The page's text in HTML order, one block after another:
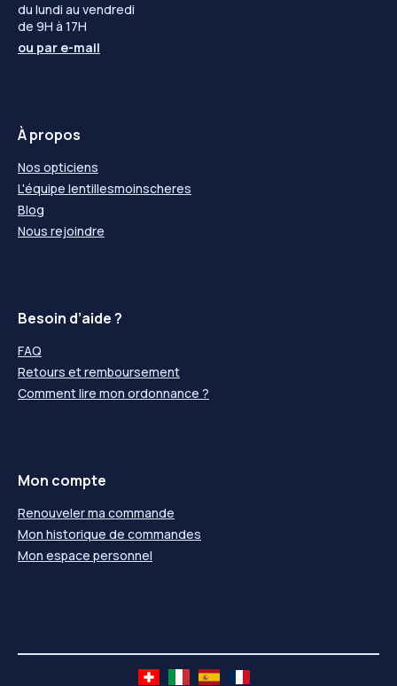
du lundi au vendredi
de 9H à 17H
ou par e-mail
À propos
Nos opticiens
L'équipe lentillesmoinscheres
Blog
Nous rejoindre
Besoin d’aide ?
FAQ
Retours et remboursement
Comment lire mon ordonnance ?
Mon compte
Renouveler ma commande
Mon historique de commandes
Mon espace personnel